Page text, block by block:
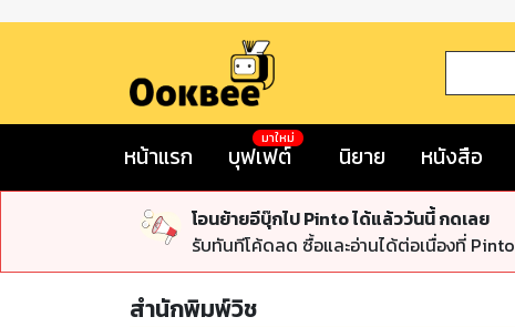
หน้าแรก บุฟเฟต์
มาใหม่
นิยาย หนังสือ
โอนย้ายอีบุ๊กไป Pinto ได้แล้ววันนี้ กดเลย
รับทันทีโค้ดลด ซื้อและอ่านได้ต่อเนื่องที่ Pinto
สำนักพิมพ์วิช